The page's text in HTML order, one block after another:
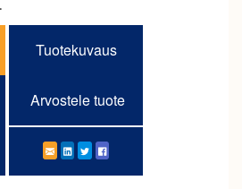
Tuotekuvaus
Arvostele tuote